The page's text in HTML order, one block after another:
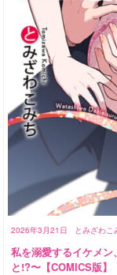
2026年3月21日 とみざわこ
私を溺愛するイケメ
と!?〜【COMICS版】